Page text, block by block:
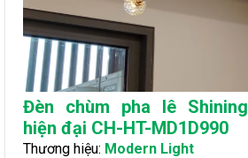
Đèn chùm pha lê Shining
hiện đại CH-HT-MD1D990
Thương hiệu: Modern Light